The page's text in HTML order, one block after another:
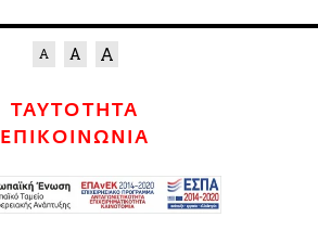
ΤΑΥΤΟΤΗΤΑ
ΕΠΙΚΟΙΝΩΝΙΑ